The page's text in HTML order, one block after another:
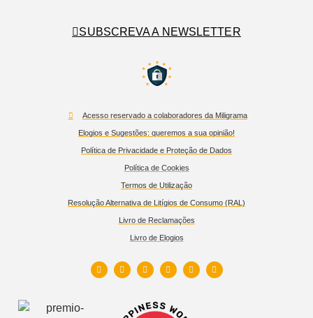
SUBSCREVA A NEWSLETTER
Acesso reservado a colaboradores da Miligrama
Elogios e Sugestões: queremos a sua opinião!
Política de Privacidade e Proteção de Dados
Política de Cookies
Termos de Utilização
Resolução Alternativa de Litígios de Consumo (RAL)
Livro de Reclamações
Livro de Elogios